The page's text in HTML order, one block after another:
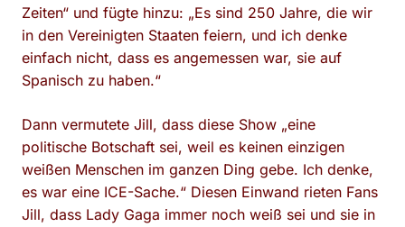
Zeiten“ und fügte hinzu: „Es sind 250 Jahre, die wir
in den Vereinigten Staaten feiern, und ich denke
einfach nicht, dass es angemessen war, sie auf
Spanisch zu haben.“
Dann vermutete Jill, dass diese Show „eine
politische Botschaft sei, weil es keinen einzigen
weißen Menschen im ganzen Ding gebe. Ich denke,
es war eine ICE-Sache.“ Diesen Einwand rieten Fans
Jill, dass Lady Gaga immer noch weiß sei und sie in